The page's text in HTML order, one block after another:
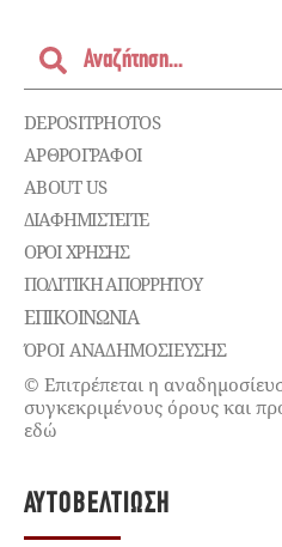
DEPOSITPHOTOS
ΑΡΘΡΟΓΡΑΦΟΙ
ABOUT US
ΔΙΑΦΗΜΙΣΤΕΊΤΕ
ΌΡΟΙ ΧΡΉΣΗΣ
ΠΟΛΙΤΙΚΉ ΑΠΟΡΡΉΤΟΥ
ΕΠΙΚΟΙΝΩΝΊΑ
ΌΡΟΙ ΑΝΑΔΗΜΟΣΙΕΥΣΗΣ
© Επιτρέπεται η
συγκεκριμένους όρους και
εδώ
ΑΥΤΟΒΕΛΤΊΩΣΗ